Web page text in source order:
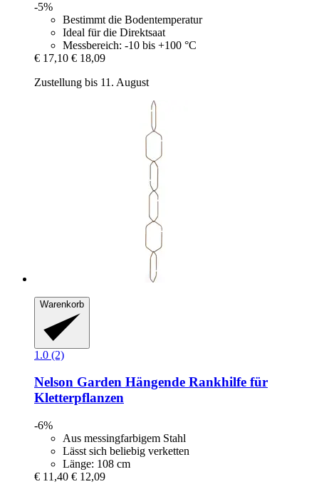
-5%
Bestimmt die Bodentemperatur
Ideal für die Direktsaat
Messbereich: -10 bis +100 °C
€ 17,10 € 18,09
Zustellung bis 11. August
Warenkorb
1.0 (2)
Nelson Garden Hängende Rankhilfe für
Kletterpflanzen
-6%
Aus messingfarbigem Stahl
Lässt sich beliebig verketten
Länge: 108 cm
€ 11,40 € 12,09